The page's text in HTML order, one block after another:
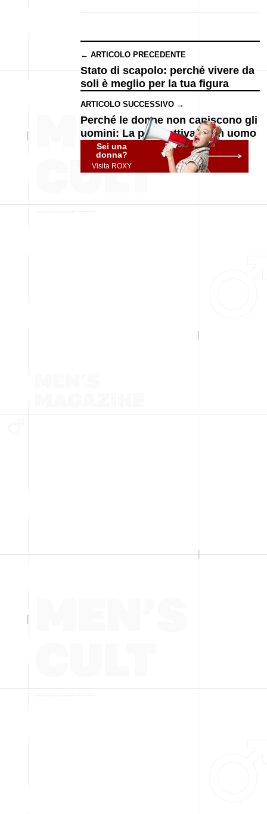
← ARTICOLO PRECEDENTE
Stato di scapolo: perché vivere da
soli è meglio per la tua figura
ARTICOLO SUCCESSIVO →
Perché le donne non capiscono gli
uomini: La prospettiva di un uomo
Sei una
donna?
Visita ROXY